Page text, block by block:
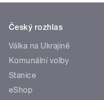
Český rozhlas
Válka na Ukrajině
Komunální volby
Stanice
eShop